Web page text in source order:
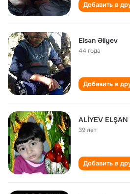
Добавить в
Elsən Əliyev
44 года
Добавить в
ALİYEV ELŞAN
39 лет
Добавить в